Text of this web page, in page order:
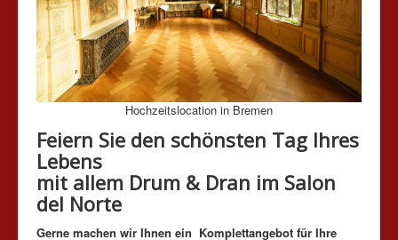
Hochzeitslocation in Bremen
Feiern Sie den schönsten Tag Ihres
Lebens
mit allem Drum & Dran im Salon
del Norte
Gerne machen wir Ihnen ein Komplettangebot für Ihre